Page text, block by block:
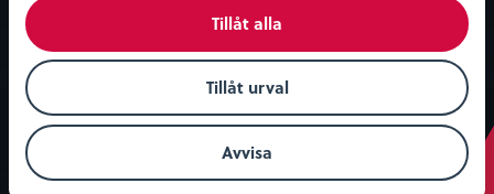
Tillåt alla
Tillåt urval
Avvisa
Våra sponsorer:
Kalmar läns museum |